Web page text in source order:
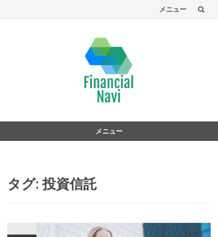
メニュー
へ
メニュー
タグ:投資信託